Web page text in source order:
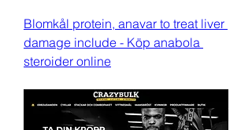
Blomkål protein, anavar to treat liver
damage include - Köp anabola
steroider online